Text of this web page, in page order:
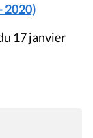
2020)
17 janvier